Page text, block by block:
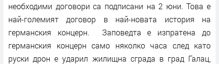
необходими договори са подписани на 2 юни. Това е
най-големият договор в най-новата история на
германския концерн. Заповедта е изпратена до
германския концерн само няколко часа след като
руски дрон е ударил жилищна сграда в град Галац,